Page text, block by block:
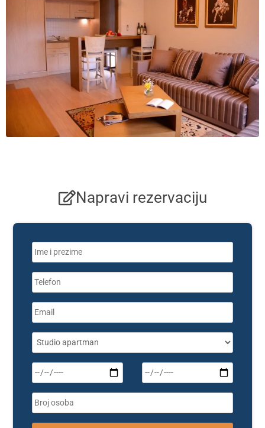
Napravi rezervaciju